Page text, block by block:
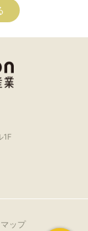
1F
ップ